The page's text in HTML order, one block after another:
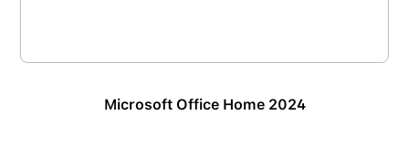
Microsoft Office Home 2024